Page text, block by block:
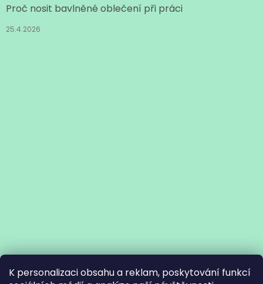
K personalizaci obsahu a reklam, poskytování funkcí
Proč nosit bavlněné oblečení při práci
25.4.2026